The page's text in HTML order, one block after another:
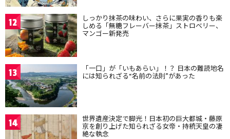
12 しっかり抹茶の味わい、さらに果実の香りも楽
しめる「無糖フレーバー抹茶」ストロベリー、
マンゴー新発売
13 「一口」が「いもあらい」！？ 日本の難読地名
には知られざる“名前の法則”があった
14 世界遺産決定で脚光！日本初の巨大都城・藤原
京を創り上げた知られざる女帝・持統天皇の凄
絶な執念